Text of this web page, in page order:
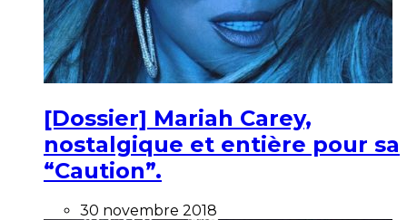
[Dossier] Mariah Carey,
nostalgique et entière pour sa
“Caution”.
30 novembre 2018